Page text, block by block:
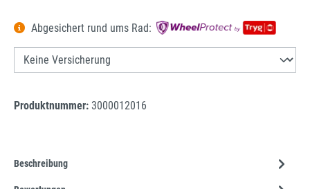
Abgesichert rund ums Rad:
Produktnummer: 3000012016
Beschreibung